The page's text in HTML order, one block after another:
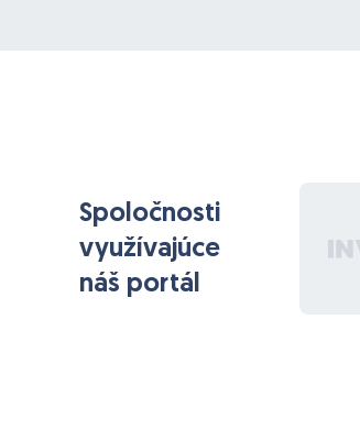
Spoločnosti
využívajúce
náš portál